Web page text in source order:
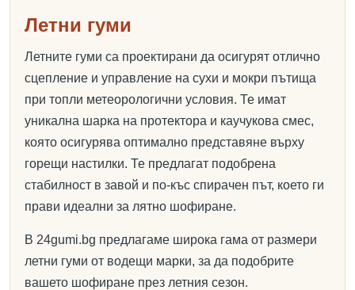
Летни гуми
Летните гуми са проектирани да осигурят отлично
сцепление и управление на сухи и мокри пътища
при топли метеорологични условия. Те имат
уникална шарка на протектора и каучукова смес,
която осигурява оптимално представяне върху
горещи настилки. Те предлагат подобрена
стабилност в завой и по-къс спирачен път, което ги
прави идеални за лятно шофиране.
В 24gumi.bg предлагаме широка гама от размери
летни гуми от водещи марки, за да подобрите
вашето шофиране през летния сезон.